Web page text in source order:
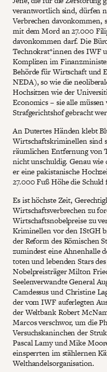
verantwortlich sind, dürfen
Verbrechen davonkommen,
mit dem Mord an 27.000
davonkommen darf. Die
Technokrat*innen des IWF
Komplizen im
Behörde für Wirtschaft und
NEDA), so wie die
Hochsitzen wie der
Economics – sie alle
Strafgerichtshof gebracht
An Dutertes Händen klebt
Wirtschaftskriminellen sind
räumlichen Entfernung von
nicht unschuldig. Genau
er eine pakistanische
27.000 Fuß Höhe die
Es ist höchste Zeit,
Wirtschaftsverbrechen zu
Wirtschaftsnobelpreise zu
Kriminellen vor den IStGH
der Reform des Römischen
zumindest eine Ahnenhalle
toten und lebenden Stars
Nobelpreisträger Milton
Seelenverwandte General
Camdessus und Christine
der vom IWF auferlegten
der Weltbank Robert
Marcos verschwor, um die
Versuchskaninchen der
Pascal Lamy und Mike
einsperrten im stählernen
Welthandelsorganisation.